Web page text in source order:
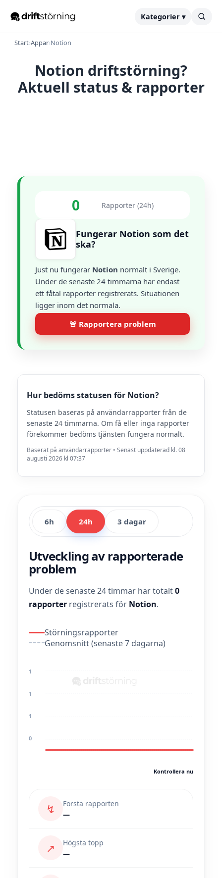
Kategorier ▾
Start›Appar›Notion
Notion driftstörning?
Aktuell status & rapporter
0 Rapporter (24h)
Fungerar Notion som det
ska?
Just nu fungerar Notion normalt i Sverige.
Under de senaste 24 timmarna har endast
ett fåtal rapporter registrerats. Situationen
ligger inom det normala.
🚨 Rapportera problem
Hur bedöms statusen för Notion?
Statusen baseras på användarrapporter från de
senaste 24 timmarna. Om få eller inga rapporter
förekommer bedöms tjänsten fungera normalt.
Baserat på användarrapporter • Senast uppdaterad kl. 08
augusti 2026 kl 07:37
6h 24h 3 dagar
Utveckling av rapporterade
problem
Under de senaste 24 timmar har totalt0
rapporter registrerats för Notion.
Störningsrapporter
Genomsnitt (senaste 7 dagarna)
1
1
1
0
Kontrollera nu
↯
Första rapporten
—
↗
Högsta topp
—